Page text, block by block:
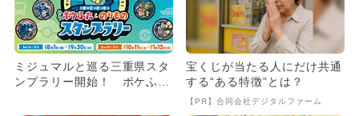
ミジュマルと巡る三重県スタ
ンプラリー開始！ ポケふた
宝くじが当たる人にだけ共通
する“ある特徴”とは？
【PR】合同会社デジタルファーム